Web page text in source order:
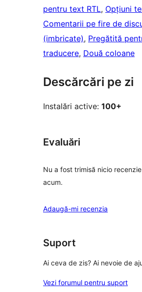
pentru text RTL, Opțiuni
Comentarii pe fire de
(imbricate), Pregătită
traducere, Două coloane
Descărcări pe zi
Instalări active: 100+
Evaluări
Nu a fost trimisă nicio
acum.
Adaugă-mi recenzia
Suport
Ai ceva de zis? Ai nevoie de
Vezi forumul pentru suport